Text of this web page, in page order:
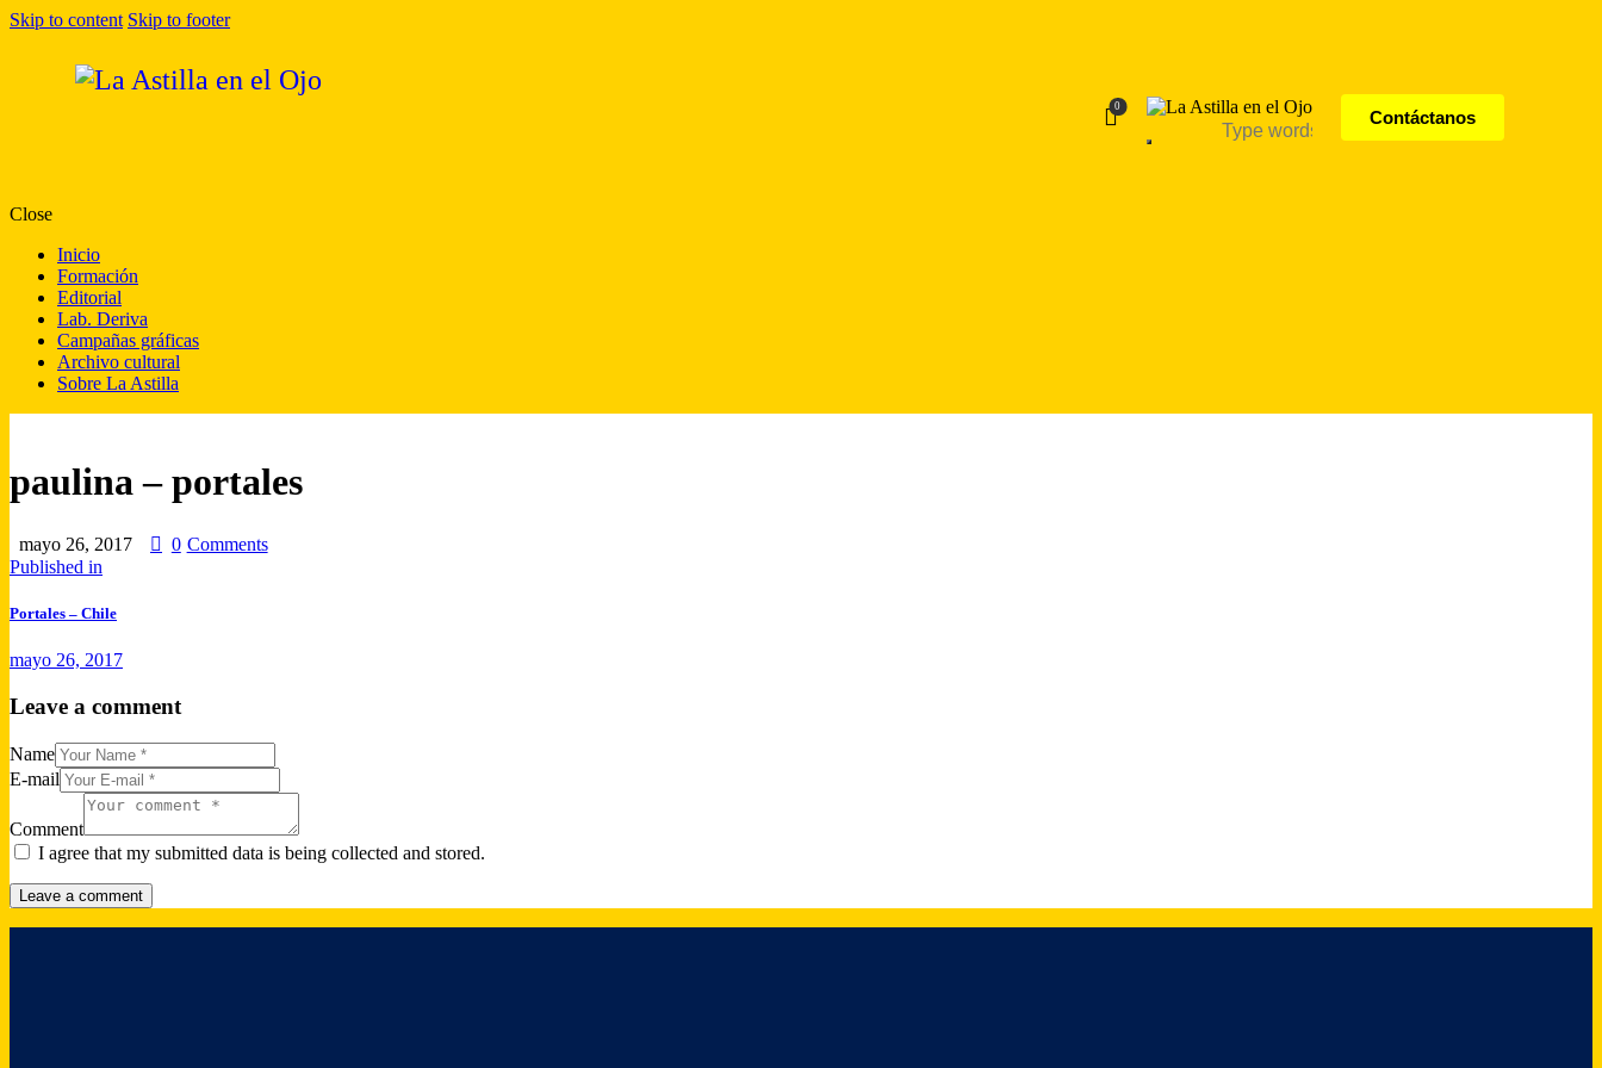
Skip to content Skip to footer
0
Contáctanos
Close
Inicio
Formación
Editorial
Lab. Deriva
Campañas gráficas
Archivo cultural
Sobre La Astilla
paulina – portales
mayo 26, 2017 0 Comments
Published in
Portales – Chile
mayo 26, 2017
Leave a comment
Name
E-mail
Comment
I agree that my submitted data is being collected and stored.